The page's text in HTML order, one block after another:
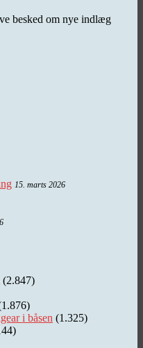
besked om nye indlæg
15. marts 2026
(2.847)
i båsen (1.325)